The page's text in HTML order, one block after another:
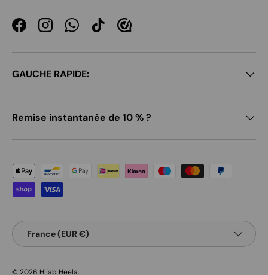
FacebookInstagramWhatsApp
TikTok
GAUCHE RAPIDE:
Remise instantanée de 10 % ?
Moyens de paiement acceptés
Pays
France (EUR €)
© 2026 Hijab Heela.